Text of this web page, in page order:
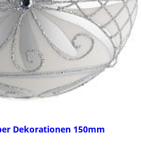
Dekorationen 150mm